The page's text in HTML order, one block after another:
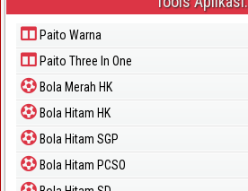
Paito Warna
Paito Three In One
Bola Merah HK
Bola Hitam HK
Bola Hitam SGP
Bola Hitam PCSO